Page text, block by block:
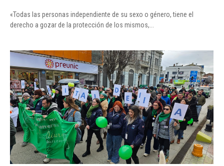
«Todas las personas independiente de su sexo o género, tiene el
derecho a gozar de la protección de los mismos,...